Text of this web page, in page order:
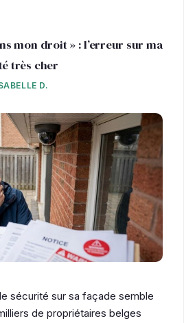
mon droit » : l’erreur sur ma
très cher
D.
sécurité sur sa façade semble
de propriétaires belges